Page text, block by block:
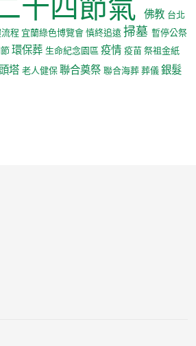
佛教 台北
程 宜蘭綠色博覽會慎終追遠掃墓 暫停公祭
環保葬 生命紀念園區 疫情 疫苗祭祖金紙
塔 老人健保聯合奠祭 聯合海葬葬儀銀髮